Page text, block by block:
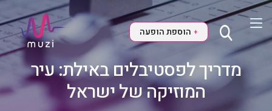
+ הוספת הופעה
מדריך לפסטיבלים באילת: עיר
המוזיקה של ישראל